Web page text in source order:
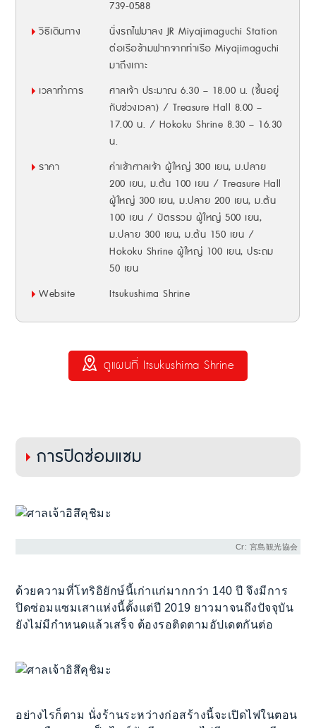
739-0588
วิธีเดินทาง
นั่งรถไฟมาลง JR Miyajimaguchi Station
ต่อเรือข้ามฟากจากท่าเรือ Miyajimaguchi
มาถึงเกาะ
เวลาทำการ
ศาลเจ้า ประมาณ 6.30 – 18.00 น. (ขึ้นอยู่
กับช่วงเวลา) / Treasure Hall 8.00 –
17.00 น. / Hokoku Shrine 8.30 – 16.30
น.
ราคา
ค่าเข้าศาลเจ้า ผู้ใหญ่ 300 เยน, ม.ปลาย
200 เยน, ม.ต้น 100 เยน / Treasure Hall
ผู้ใหญ่ 300 เยน, ม.ปลาย 200 เยน, ม.ต้น
100 เยน / บัตรรวม ผู้ใหญ่ 500 เยน,
ม.ปลาย 300 เยน, ม.ต้น 150 เยน /
Hokoku Shrine ผู้ใหญ่ 100 เยน, ประถม
50 เยน
Website
Itsukushima Shrine
ดูแผนที่ Itsukushima Shrine
การปิดซ่อมแซม
Cr: 宮島観光協会
ด้วยความที่โทริอิยักษ์นี้เก่าแก่มากกว่า 140 ปี จึงมีการ
ปิดซ่อมแซมเสาแห่งนี้ตั้งแต่ปี 2019 ยาวมาจนถึงปัจจุบัน
ยังไม่มีกำหนดแล้วเสร็จ ต้องรอติดตามอัปเดตกันต่อ
อย่างไรก็ตาม นั่งร้านระหว่างก่อสร้างนี้จะเปิดไฟในตอน